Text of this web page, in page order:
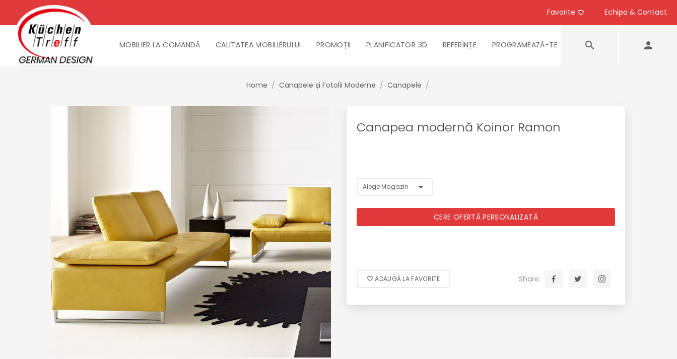
Echipa & Contact
Favorite
MOBILIER LA COMANDĂ CALITATEA MOBILIERULUI PROMOȚII PLANIFICATOR 3D REFERINȚE PROGRAMEAZĂ-TE
Home / Canapele și Fotolii Moderne / Canapele /
Canapea modernă Koinor Ramon
CERE OFERTĂ PERSONALIZATĂ
ADAUGĂ LA FAVORITE Share: